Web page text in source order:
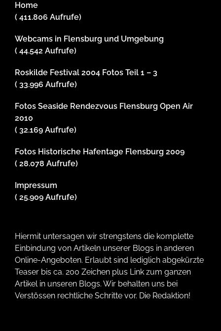
Home
( 411.806 Aufrufe)
Webcams in Flensburg und Umgebung
( 44.542 Aufrufe)
Roskilde Festival 2004 Fotos Teil 1 – 3
( 33.996 Aufrufe)
Fotos Seaside Rendezvous Flensburg Open Air
2010
( 32.169 Aufrufe)
Fotos Historische Hafentage Flensburg 2009
( 28.078 Aufrufe)
Impressum
( 25.909 Aufrufe)
Hiermit untersagen wir strengstens die komplette
Einbindung von Artikeln unserer Blogs in anderen
Online-Angeboten. Erlaubt sind lediglich abgekürzte
Teaser bis ca. 200 Zeichen plus Link zum ganzen
Artikel in unseren Blogs. Wir behalten uns bei
Verstössen rechtliche Schritte vor. Die Redaktion!